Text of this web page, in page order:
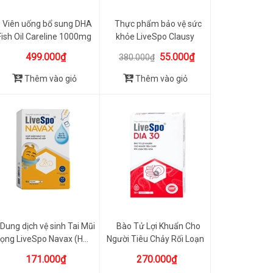
Viên uống bổ sung DHA
Oil Careline 1000mg
499.000₫
Thêm vào giỏ
Thực phẩm bảo vệ sức
khỏe LiveSpo Clausy
380.000₫ 55.000₫
Thêm vào giỏ
Dung dịch vệ sinh Tai Mũi
LiveSpo Navax (H...
171.000₫
Bào Tử Lợi Khuẩn Cho
Người Tiêu Chảy Rối Loạn
270.000₫